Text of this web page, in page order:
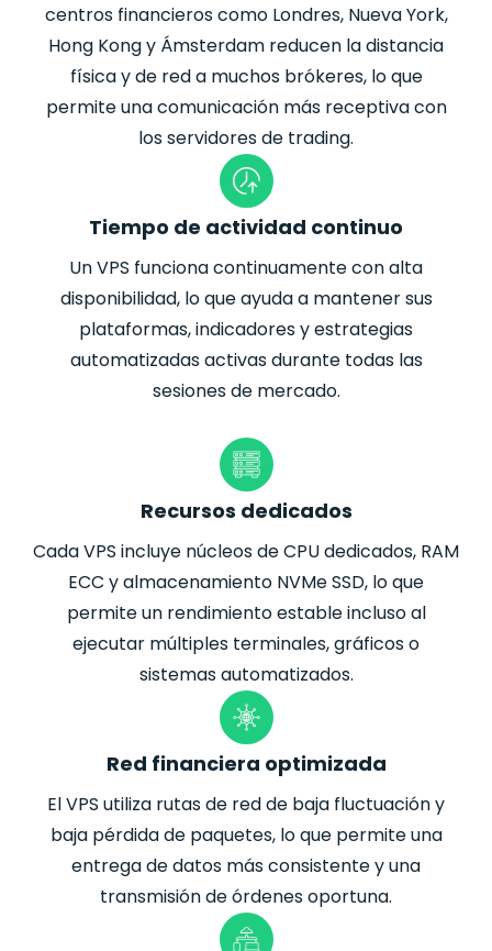
centros financieros como Londres, Nueva York,
Hong Kong y Ámsterdam reducen la distancia
física y de red a muchos brókeres, lo que
permite una comunicación más receptiva con
los servidores de trading.
Tiempo de actividad continuo
Un VPS funciona continuamente con alta
disponibilidad, lo que ayuda a mantener sus
plataformas, indicadores y estrategias
automatizadas activas durante todas las
sesiones de mercado.
Recursos dedicados
Cada VPS incluye núcleos de CPU dedicados, RAM
ECC y almacenamiento NVMe SSD, lo que
permite un rendimiento estable incluso al
ejecutar múltiples terminales, gráficos o
sistemas automatizados.
Red financiera optimizada
El VPS utiliza rutas de red de baja fluctuación y
baja pérdida de paquetes, lo que permite una
entrega de datos más consistente y una
transmisión de órdenes oportuna.